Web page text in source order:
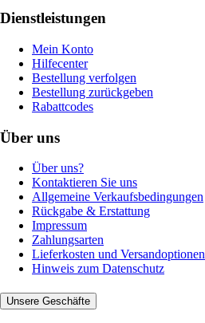
Dienstleistungen
Mein Konto
Hilfecenter
Bestellung verfolgen
Bestellung zurückgeben
Rabattcodes
Über uns
Über uns?
Kontaktieren Sie uns
Allgemeine Verkaufsbedingungen
Rückgabe & Erstattung
Impressum
Zahlungsarten
Lieferkosten und Versandoptionen
Hinweis zum Datenschutz
Unsere Geschäfte